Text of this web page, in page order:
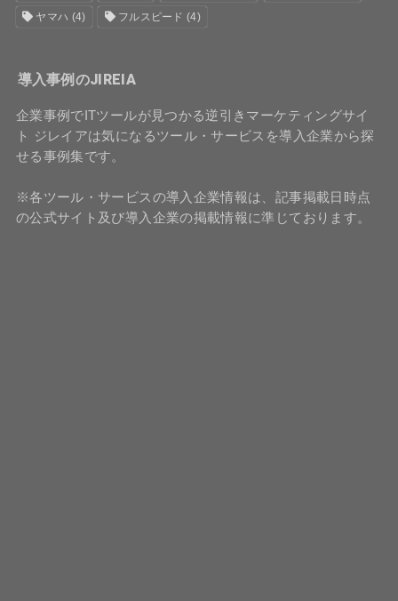
ヤマハ (4) フルスピード (4)
導入事例のJIREIA
企業事例でITツールが見つかる逆引きマーケティングサイ
ト ジレイアは気になるツール・サービスを導入企業から探
せる事例集です。
※各ツール・サービスの導入企業情報は、記事掲載日時点
の公式サイト及び導入企業の掲載情報に準じております。